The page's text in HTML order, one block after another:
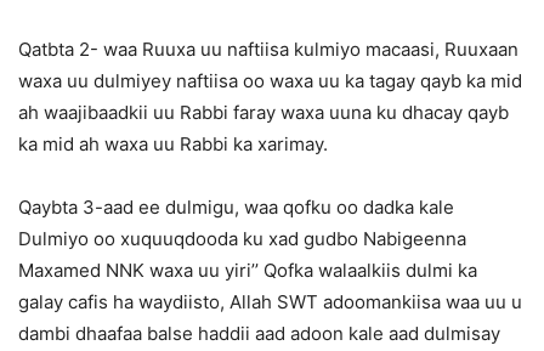
Qatbta 2- waa Ruuxa uu naftiisa kulmiyo macaasi, Ruuxaan
waxa uu dulmiyey naftiisa oo waxa uu ka tagay qayb ka mid
ah waajibaadkii uu Rabbi faray waxa uuna ku dhacay qayb
ka mid ah waxa uu Rabbi ka xarimay.
Qaybta 3-aad ee dulmigu, waa qofku oo dadka kale
Dulmiyo oo xuquuqdooda ku xad gudbo Nabigeenna
Maxamed NNK waxa uu yiri’’ Qofka walaalkiis dulmi ka
galay cafis ha waydiisto, Allah SWT adoomankiisa waa uu u
dambi dhaafaa balse haddii aad adoon kale aad dulmisay